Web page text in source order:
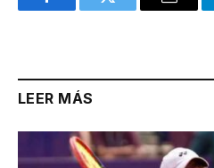
FacebookTwitter Email
LEER MÁS